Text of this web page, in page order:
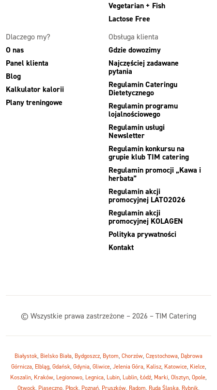
Vegetarian + Fish
Lactose Free
Dlaczego my?
O nas
Panel klienta
Blog
Kalkulator kalorii
Plany treningowe
Obsługa klienta
Gdzie dowozimy
Najczęściej zadawane
pytania
Regulamin Cateringu
Dietetycznego
Regulamin programu
lojalnościowego
Regulamin usługi
Newsletter
Regulamin konkursu na
grupie klub TIM catering
Regulamin promocji „Kawa i
herbata”
Regulamin akcji
promocyjnej LATO2026
Regulamin akcji
promocyjnej KOLAGEN
Polityka prywatności
Kontakt
© Wszystkie prawa zastrzeżone – 2026 – TIM Catering
Białystok, Bielsko Biała, Bydgoszcz, Bytom, Chorzów, Częstochowa, Dąbrowa
Górnicza, Elbląg, Gdańsk, Gdynia, Gliwice, Jelenia Góra, Kalisz, Katowice, Kielce,
Koszalin, Kraków, Legionowo, Legnica, Lubin, Lublin, Łódź, Marki, Olsztyn, Opole,
Otwock, Piaseczno, Płock, Poznań, Pruszków, Radom, Ruda Śląska, Rybnik,